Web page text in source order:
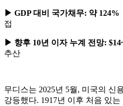
▶ GDP 대비 국가채무: 약 124%
접
▶ 향후 10년 이자 누계 전망:
추산
무디스는 2025년 5월, 미국의 신
강등했다. 1917년 이후 처음 있